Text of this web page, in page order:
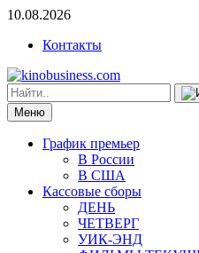
10.08.2026
Контакты
Меню
График премьер
В России
В США
Кассовые сборы
ДЕНЬ
ЧЕТВЕРГ
УИК-ЭНД